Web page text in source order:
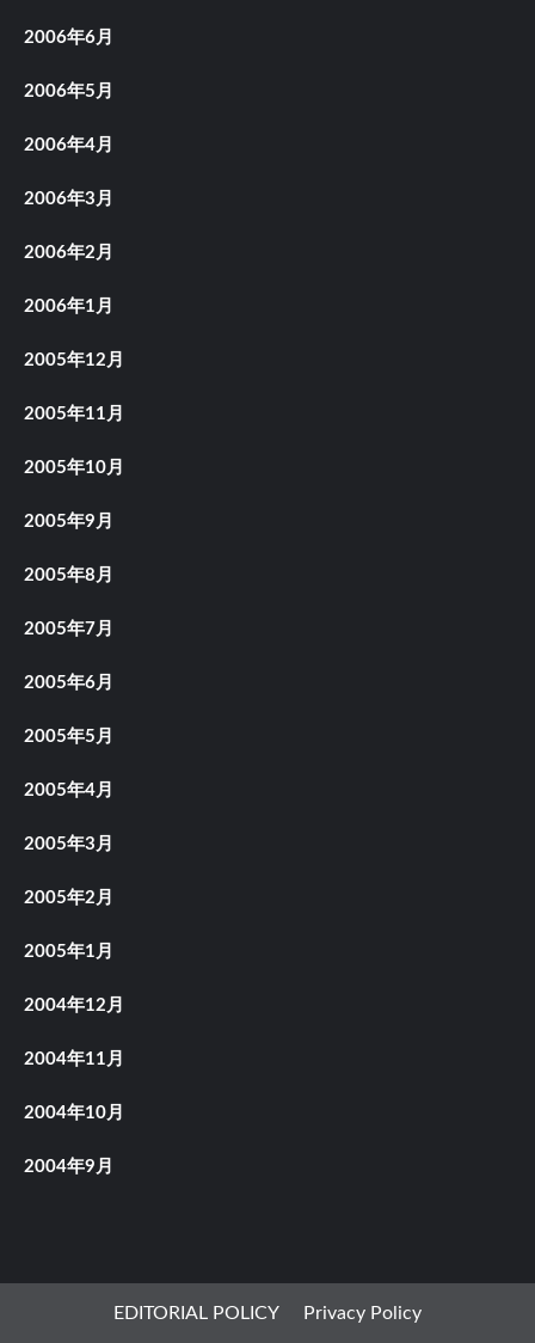
2006年6月
2006年5月
2006年4月
2006年3月
2006年2月
2006年1月
2005年12月
2005年11月
2005年10月
2005年9月
2005年8月
2005年7月
2005年6月
2005年5月
2005年4月
2005年3月
2005年2月
2005年1月
2004年12月
2004年11月
2004年10月
2004年9月
EDITORIAL POLICY Privacy Policy